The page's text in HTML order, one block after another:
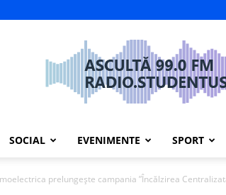
SOCIAL EVENIMENTE SPORT
prelungește campania ”Încălzirea